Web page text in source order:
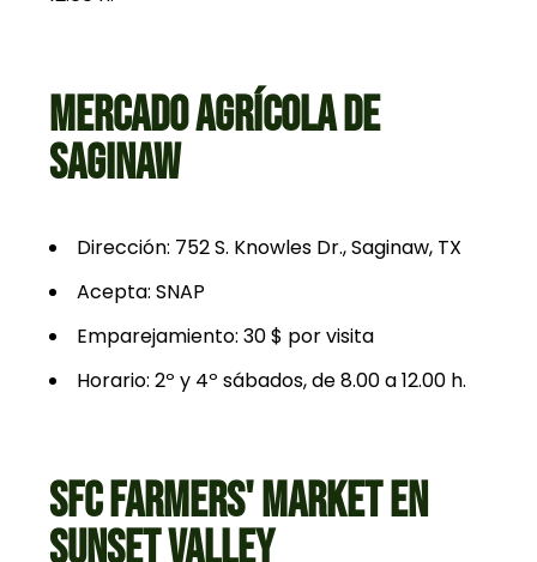
MERCADO AGRÍCOLA DE
SAGINAW
Dirección: 752 S. Knowles Dr., Saginaw, TX
Acepta: SNAP
Emparejamiento: 30 $ por visita
Horario: 2º y 4º sábados, de 8.00 a 12.00 h.
SFC FARMERS' MARKET EN
SUNSET VALLEY